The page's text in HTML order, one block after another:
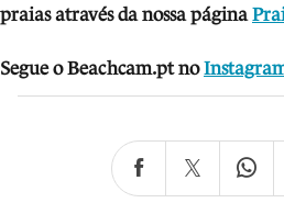
praias através da nossa página
Segue o Beachcam.pt no